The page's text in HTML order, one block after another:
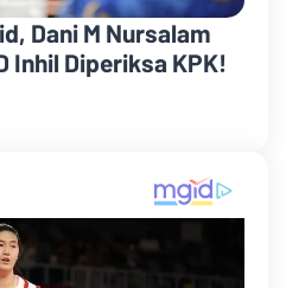
Dani M Nursalam
Inhil Diperiksa KPK!